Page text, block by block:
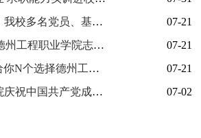
实干争先显担当！我校多名党员、基层党组织获市级表彰！
07-21
报考代码E857！德州工程职业学院志愿填报指南
07-21
@全体考生——给你N个选择德州工程职业学院的理由
07-21
德州工程职业学院庆祝中国共产党成立105周年MV《旗帜》上线！用歌声唱响百年信仰！
07-02